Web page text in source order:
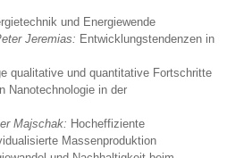
und Energiewende
Jeremias: Entwicklungstendenzen in
qualitative und quantitative Fortschritte
Nanotechnologie in der
Majschak: Hocheffiziente
Massenproduktion